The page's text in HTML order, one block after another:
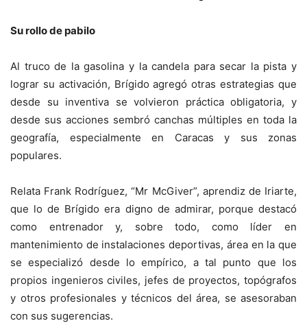
Su rollo de pabilo
Al truco de la gasolina y la candela para secar la pista y
lograr su activación, Brígido agregó otras estrategias que
desde su inventiva se volvieron práctica obligatoria, y
desde sus acciones sembró canchas múltiples en toda la
geografía, especialmente en Caracas y sus zonas
populares.
Relata Frank Rodríguez, “Mr McGiver”, aprendiz de Iriarte,
que lo de Brígido era digno de admirar, porque destacó
como entrenador y, sobre todo, como líder en
mantenimiento de instalaciones deportivas, área en la que
se especializó desde lo empírico, a tal punto que los
propios ingenieros civiles, jefes de proyectos, topógrafos
y otros profesionales y técnicos del área, se asesoraban
con sus sugerencias.